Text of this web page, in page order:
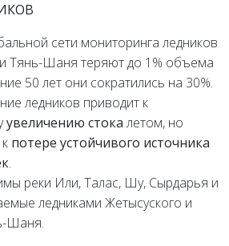
сети мониторинга ледников
Тянь-Шаня теряют до 1% объема
50 лет они сократились на 30%.
ледников приводит к
увеличению стока летом, но
потере устойчивого источника
.
реки Или, Талас, Шу, Сырдарья и
ледниками Жетысуского и
Шаня.